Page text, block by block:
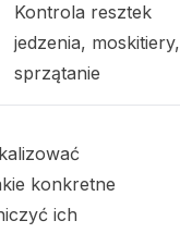
Kontrola resztek
jedzenia, moskitiery,
sprzątanie
konkretne
ich